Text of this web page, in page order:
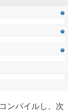
ンパイルし、次